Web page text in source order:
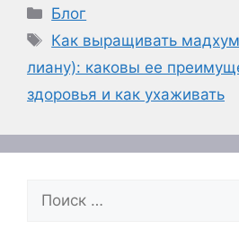
Рубрики
Блог
Метки
Как выращивать
лиану): каковы ее
здоровья и как ухаживать
Поиск: